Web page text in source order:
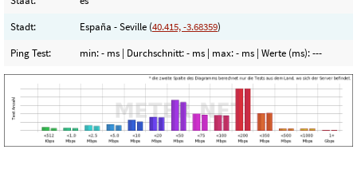
Stadt:
España - Seville (40.415, -3.68359)
Ping Test:
min:- ms | Durchschnitt:- ms | max:- ms | Werte (ms):---